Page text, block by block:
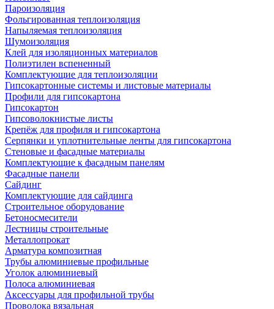
Пароизоляция
Фольгированная теплоизоляция
Напыляемая теплоизоляция
Шумоизоляция
Клей для изоляционных материалов
Полиэтилен вспененный
Комплектующие для теплоизоляции
Гипсокартонные системы и листовые материалы
Профили для гипсокартона
Гипсокартон
Гипсоволокнистые листы
Крепёж для профиля и гипсокартона
Серпянки и уплотнительные ленты для гипсокартона
Стеновые и фасадные материалы
Комплектующие к фасадным панелям
Фасадные панели
Сайдинг
Комплектующие для сайдинга
Строительное оборудование
Бетоносмесители
Лестницы строительные
Металлопрокат
Арматура композитная
Трубы алюминиевые профильные
Уголок алюминиевый
Полоса алюминиевая
Аксессуары для профильной трубы
Проволока вязальная